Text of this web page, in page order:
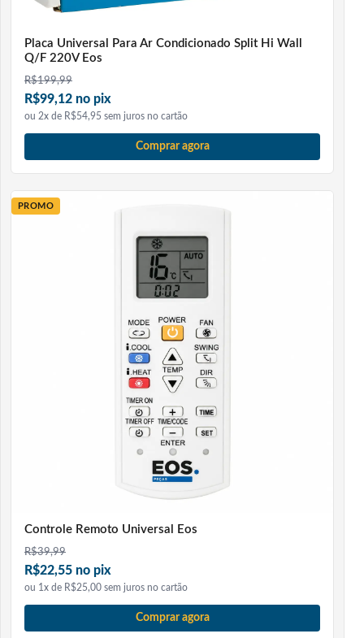
Placa Universal Para Ar Condicionado Split Hi Wall
Q/F 220V Eos
R$199,99
R$99,12 no pix
ou 2x de R$54,95 sem juros no cartão
Comprar agora
PROMO
Controle Remoto Universal Eos
R$39,99
R$22,55 no pix
ou 1x de R$25,00 sem juros no cartão
Comprar agora